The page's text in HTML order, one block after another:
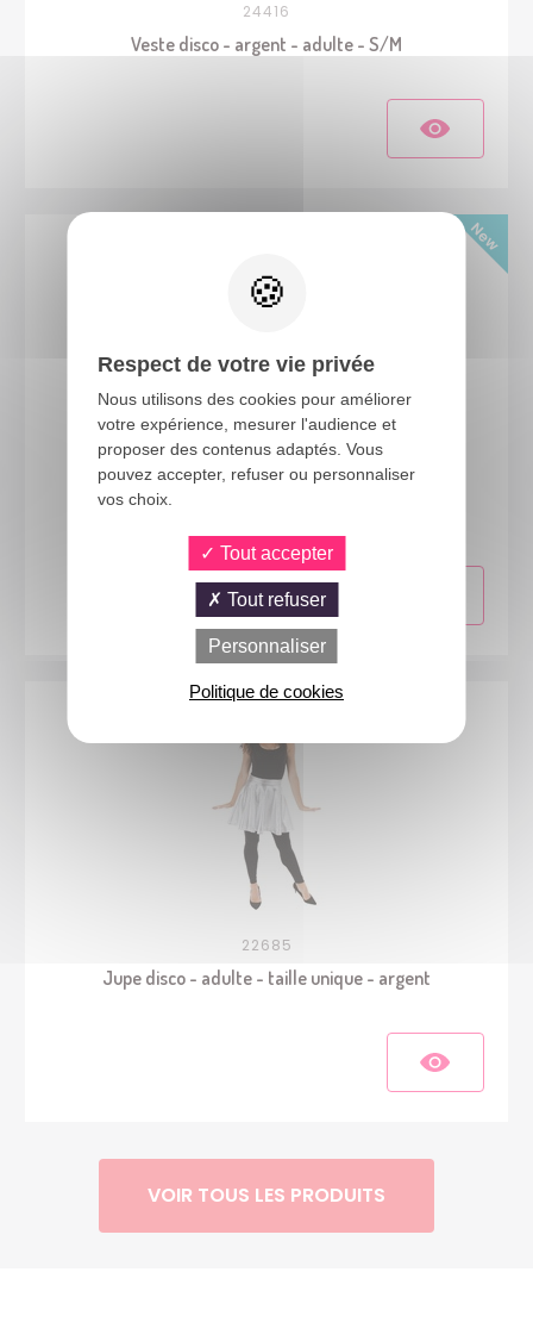
24416
Veste disco - argent - adulte - S/M
24410
Gilet disco à capuche - or - adulte - S/M
22685
Jupe disco - adulte - taille unique - argent
VOIR TOUS LES PRODUITS
Respect de votre vie privée
Nous utilisons des cookies pour améliorer
votre expérience, mesurer l'audience et
proposer des contenus adaptés. Vous
pouvez accepter, refuser ou personnaliser
vos choix.
Tout accepter
Tout refuser
Personnaliser
Politique de cookies